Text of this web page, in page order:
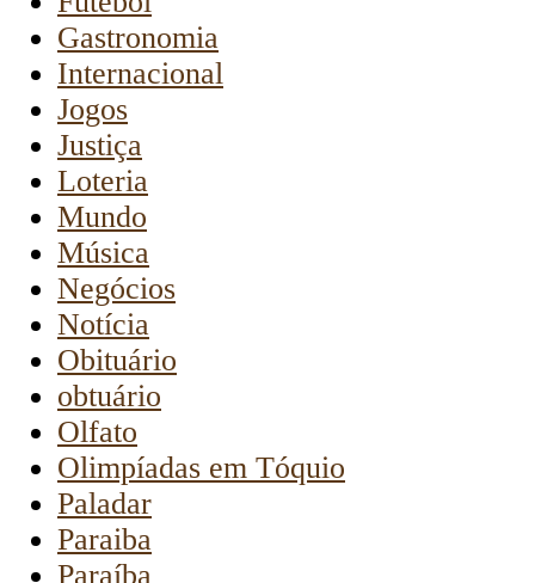
Gastronomia
Internacional
Jogos
Justiça
Loteria
Mundo
Música
Negócios
Notícia
Obituário
obtuário
Olfato
Olimpíadas em Tóquio
Paladar
Paraiba
Paraíba